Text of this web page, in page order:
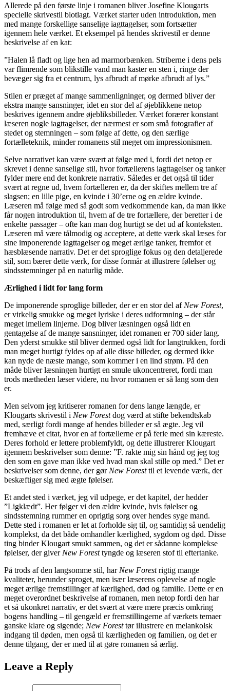
Allerede på den første linje i romanen bliver Josefine Klougarts
specielle skrivestil blotlagt. Værket starter uden introduktion, men
med mange forskellige sanselige iagttagelser, som fortsætter
igennem hele værket. Et eksempel på hendes skrivestil er denne
beskrivelse af en kat:
”Halen lå fladt og lige hen ad marmorbænken. Striberne i dens pels
var flimrende som blikstille vand man kaster en sten i, ringe der
bevæger sig fra et centrum, lys afbrudt af mørke afbrudt af lys.”
Stilen er præget af mange sammenligninger, og dermed bliver der
ekstra mange sansninger, idet en stor del af øjeblikkene netop
beskrives igennem andre øjebliksbilleder. Værket forærer konstant
læseren nogle iagttagelser, der nærmest er som små fotografier af
stedet og stemningen – som følge af dette, og den særlige
fortælleteknik, minder romanens stil meget om impressionismen.
Selve narrativet kan være svært at følge med i, fordi det netop er
skrevet i denne sanselige stil, hvor fortællerens iagttagelser og tanker
fylder mere end det konkrete narrativ. Således er det også til tider
svært at regne ud, hvem fortælleren er, da der skiftes mellem tre af
slagsen; en lille pige, en kvinde i 30’erne og en ældre kvinde.
Læseren må følge med så godt som vedkommende kan, da man ikke
får nogen introduktion til, hvem af de tre fortællere, der beretter i de
enkelte passager – ofte kan man dog hurtigt se det ud af konteksten.
Læseren må være tålmodig og acceptere, at dette værk skal læses for
sine imponerende iagttagelser og meget ærlige tanker, fremfor et
hæsblæsende narrativ. Det er det sproglige fokus og den detaljerede
stil, som bærer dette værk, for disse formår at illustrere følelser og
sindsstemninger på en naturlig måde.
Ærlighed i lidt for lang form
De imponerende sproglige billeder, der er en stor del af New Forest,
er virkelig smukke og meget lyriske i deres udformning – der står
meget imellem linjerne. Dog bliver læsningen også lidt en
gentagelse af de mange sansninger, idet romanen er 700 sider lang.
Den yderst smukke stil bliver dermed også lidt for langtrukken, fordi
man meget hurtigt fyldes op af alle disse billeder, og dermed ikke
kan nyde de næste mange, som kommer i en lind strøm. På den
måde bliver læsningen hurtigt en smule ukoncentreret, fordi man
trods mætheden læser videre, nu hvor romanen er så lang som den
er.
Men selvom jeg kritiserer romanen for dens lange længde, er
Klougarts skrivestil i New Forestdog værd at stifte bekendtskab
med, særligt fordi mange af hendes billeder er så ægte. Jeg vil
fremhæve et citat, hvor en af fortællerne er på ferie med sin kæreste.
Deres forhold er lettere problemfyldt, og dette illustrerer Klougart
igennem beskrivelser som denne: ”F. rakte mig sin hånd og jeg tog
den som en gave man ikke ved hvad man skal stille op med.” Det er
beskrivelser som denne, der gør New Foresttil et levende værk, der
beskæftiger sig med ægte følelser.
Et andet sted i værket, jeg vil udpege, er det kapitel, der hedder
”Ligklædt”. Her følger vi den ældre kvinde, hvis følelser og
sindsstemning rummer en oprigtig sorg over hendes syge mand.
Dette sted i romanen er let at forholde sig til, og samtidig så uendelig
komplekst, da det både omhandler kærlighed, sygdom og død. Disse
ting binder Klougart smukt sammen, og det er sådanne komplekse
følelser, der giver New Foresttyngde og læseren stof til eftertanke.
På trods af den langsomme stil, har New Forestrigtig mange
kvaliteter, herunder sproget, men især læserens oplevelse af nogle
meget ærlige fremstillinger af kærlighed, død og familie. Dette er en
meget overordnet beskrivelse af romanen, men netop fordi den har
et så ukonkret narrativ, er det svært at være mere præcis omkring
bogens handling – til gengæld er fremstillingerne af værkets temaer
ganske klare og sigende; New Foresttør illustrere en melankolsk
indgang til døden, men også til kærligheden og familien, og det er
denne tilgang, der er med til at gøre romanen så ærlig.
Leave a Reply